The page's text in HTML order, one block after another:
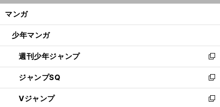
ン
ウ
開
く
マンガ
少年マンガ
週刊少年ジャンプ
新
し
い
ウ
ィ
ジャンプSQ
新
し
い
Vジャンプ
新